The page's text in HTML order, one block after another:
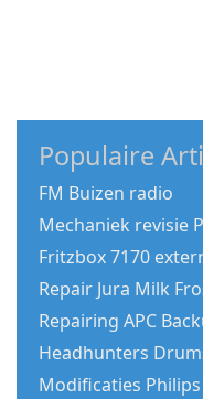
Populaire
FM Buizen radio
Mechaniek revisie
Fritzbox 7170
Repair Jura Milk
Repairing APC
Headhunters
Modificaties Philips